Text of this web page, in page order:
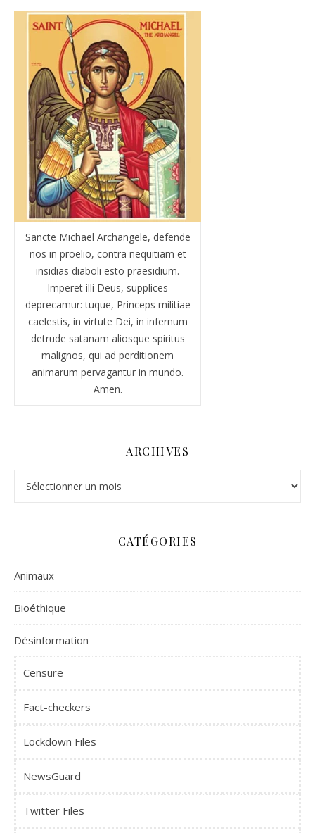
Sancte Michael Archangele, defende
nos in proelio, contra nequitiam et
insidias diaboli esto praesidium.
Imperet illi Deus, supplices
deprecamur: tuque, Princeps militiae
caelestis, in virtute Dei, in infernum
detrude satanam aliosque spiritus
malignos, qui ad perditionem
animarum pervagantur in mundo.
Amen.
ARCHIVES
CATÉGORIES
Animaux
Bioéthique
Désinformation
Censure
Fact-checkers
Lockdown Files
NewsGuard
Twitter Files